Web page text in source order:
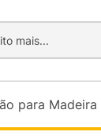
mais...
para Madeira